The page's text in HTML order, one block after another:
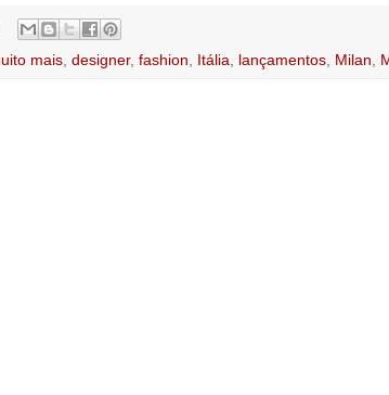
mais designer, fashion Itália lançamentos Milan